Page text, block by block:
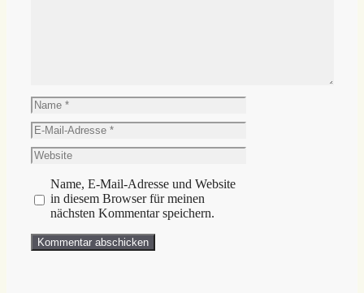
Name
E-
Mail-
Adresse
Website
Name, E-Mail-Adresse und Website
in diesem Browser für meinen
nächsten Kommentar speichern.